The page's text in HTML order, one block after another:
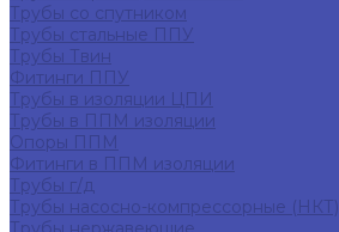
Трубы со спутником
Трубы стальные ППУ
Трубы Твин
Фитинги ППУ
Трубы в изоляции ЦПИ
Трубы в ППМ изоляции
Опоры ППМ
Фитинги в ППМ изоляции
Трубы г/д
Трубы насосно-компрессорные (НКТ)